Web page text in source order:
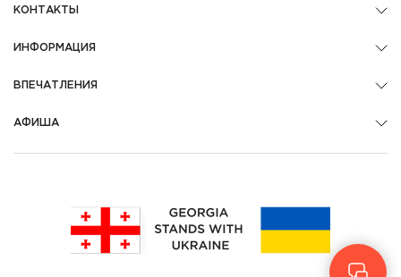
КОНТАКТЫ
ИНФОРМАЦИЯ
ВПЕЧАТЛЕНИЯ
АФИША